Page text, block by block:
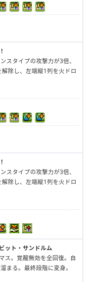
スタイプの攻撃力が3倍、
除し、左端縦1列を火ドロ
スタイプの攻撃力が3倍、
除し、左端縦1列を火ドロ
ット・サンドルム
ス。覚醒無効を全回復。自
まる。最終段階に変身。